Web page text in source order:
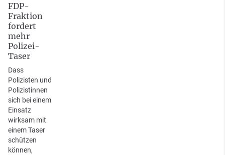
FDP-
Fraktion
fordert
mehr
Polizei-
Taser
Dass
Polizisten und
Polizistinnen
sich bei einem
Einsatz
wirksam mit
einem Taser
schützen
können,